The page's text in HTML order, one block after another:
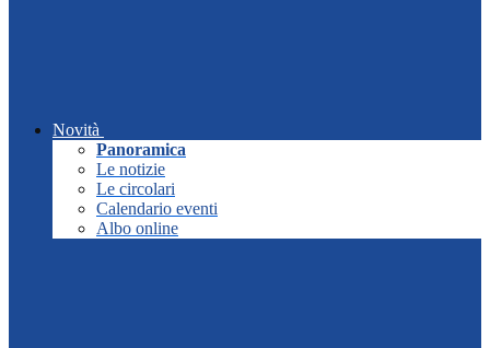
Novità
Panoramica
Le notizie
Le circolari
Calendario eventi
Albo online